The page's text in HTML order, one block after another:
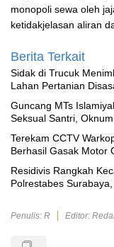
monopoli sewa oleh
ketidakjelasan aliran
Berita Terkait
‎Sidak di Trucuk
Lahan Pertanian
Guncang MTs
Seksual Santri,
Terekam CCTV
Berhasil Gasak Motor
Residivis Rangkah
Polrestabes
Penulis: R Editor: